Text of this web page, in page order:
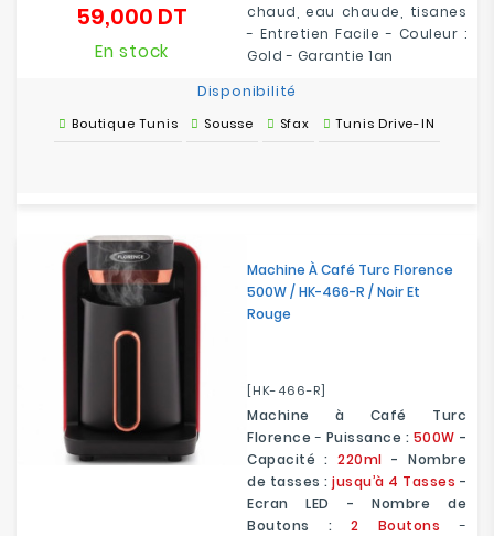
chaud, eau chaude, tisanes
- Entretien Facile - Couleur :
Gold - Garantie 1an
59,000 DT
En stock
Disponibilité
Boutique Tunis Sousse Sfax Tunis Drive-IN
Machine À Café Turc Florence
500W / HK-466-R / Noir Et
Rouge
[HK-466-R]
Machine à Café Turc
Florence - Puissance : 500W -
Capacité :220ml - Nombre
de tasses : jusqu’à 4 Tasses -
Ecran LED - Nombre de
Boutons :2 Boutons
-